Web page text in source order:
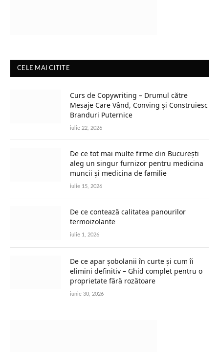
CELE MAI CITITE
Curs de Copywriting – Drumul către
Mesaje Care Vând, Conving și Construiesc
Branduri Puternice
iulie 22, 2026
De ce tot mai multe firme din București
aleg un singur furnizor pentru medicina
muncii și medicina de familie
iulie 15, 2026
De ce contează calitatea panourilor
termoizolante
iulie 1, 2026
De ce apar șobolanii în curte și cum îi
elimini definitiv – Ghid complet pentru o
proprietate fără rozătoare
iunie 30, 2026